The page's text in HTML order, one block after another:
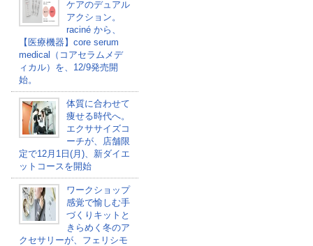
ケアのデュアル
アクション。
raciné から、
【医療機器】core serum
medical（コアセラムメデ
ィカル）を、12/9発売開
始。
体質に合わせて
痩せる時代へ。
エクササイズコ
ーチが、店舗限
定で12月1日(月)、新ダイエ
ットコースを開始
ワークショップ
感覚で愉しむ手
づくりキットと
きらめく冬のア
クセサリーが、フェリシモ